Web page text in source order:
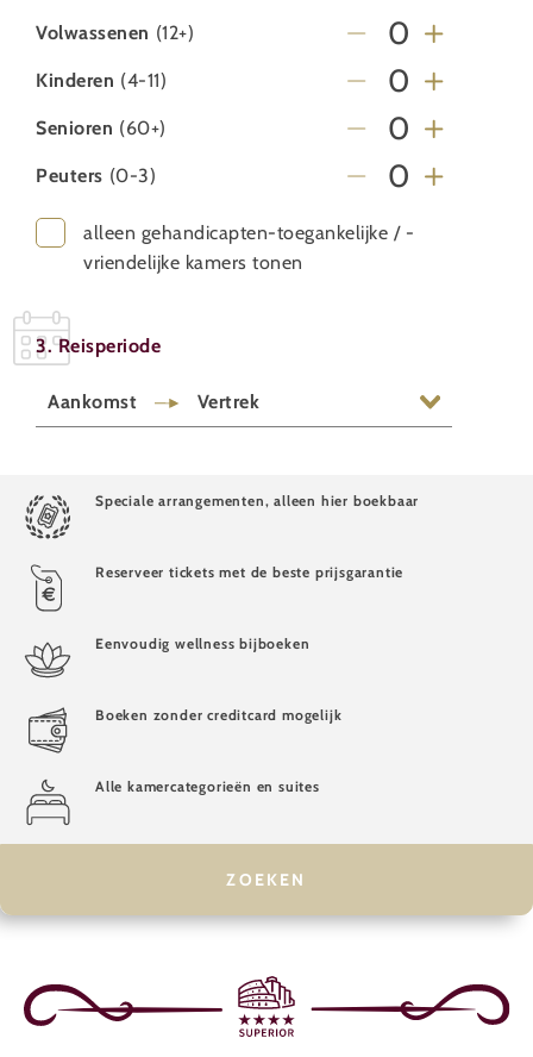
Volwassenen (12+)
Kinderen (4-11)
Senioren (60+)
Peuters (0-3)
alleen gehandicapten-toegankelijke / -
vriendelijke kamers tonen
3. Reisperiode
Aankomst Vertrek
Speciale arrangementen, alleen hier boekbaar
Reserveer tickets met de beste prijsgarantie
Eenvoudig wellness bijboeken
Boeken zonder creditcard mogelijk
Alle kamercategorieën en suites